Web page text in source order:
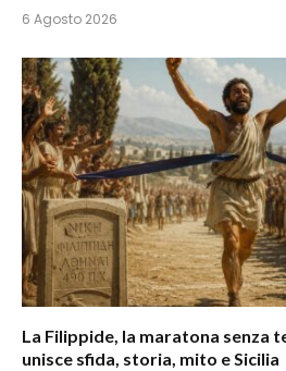
6 Agosto 2026
La Filippide, la maratona senza
unisce sfida, storia, mito e Sicilia